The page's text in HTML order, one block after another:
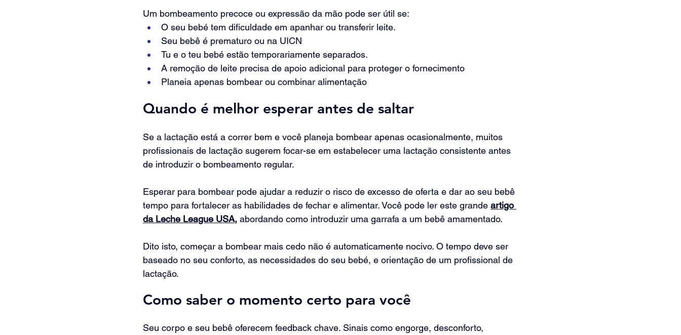
Um bombeamento precoce ou expressão da mão pode ser útil se:
O seu bebé tem dificuldade em apanhar ou transferir leite.
Seu bebê é prematuro ou na UICN
Tu e o teu bebé estão temporariamente separados.
A remoção de leite precisa de apoio adicional para proteger o fornecimento
Planeia apenas bombear ou combinar alimentação
Quando é melhor esperar antes de saltar
Se a lactação está a correr bem e você planeja bombear apenas ocasionalmente, muitos
profissionais de lactação sugerem focar-se em estabelecer uma lactação consistente antes
de introduzir o bombeamento regular.
Esperar para bombear pode ajudar a reduzir o risco de excesso de oferta e dar ao seu bebê
tempo para fortalecer as habilidades de fechar e alimentar. Você pode ler este grande artigo
da Leche League USA, abordando como introduzir uma garrafa a um bebê amamentado.
Dito isto, começar a bombear mais cedo não é automaticamente nocivo. O tempo deve ser
baseado no seu conforto, as necessidades do seu bebé, e orientação de um profissional de
lactação.
Como saber o momento certo para você
Seu corpo e seu bebê oferecem feedback chave. Sinais como engorge, desconforto,